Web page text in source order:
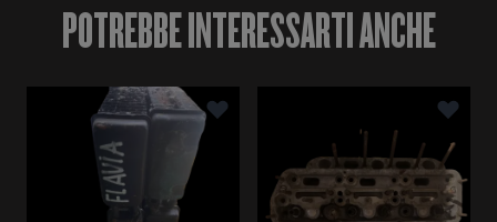
POTREBBE INTERESSARTI ANCHE
È possibile navigare tra gli elementi del carosello
Premere per saltare il carosello